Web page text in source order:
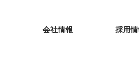
会社情報 採用